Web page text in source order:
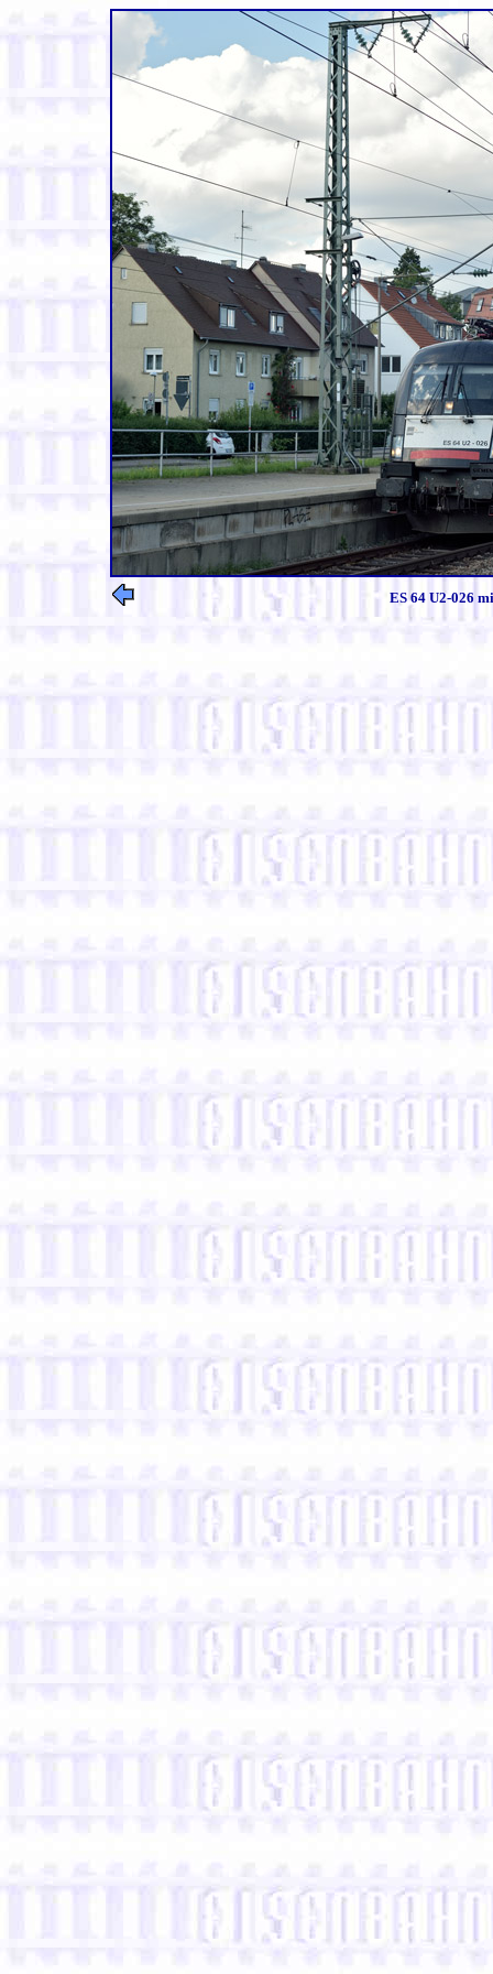
ES 64 U2-026